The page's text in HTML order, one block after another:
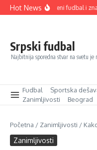
Прескочи на
Hot NewsSavremeni fudbal i
Srpski fudbal
Najbitnija sporedna stvar na svetu je
Fudbal Sportska
Zanimljivosti
Beograd
Početna / Zanimljivosti /
Zanimljivosti